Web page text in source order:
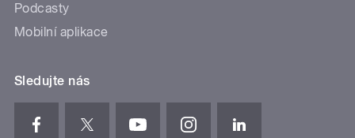
Podcasty
Mobilní aplikace
Sledujte nás